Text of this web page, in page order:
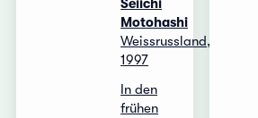
Seiichi
Motohashi
Weissrussland,
1997
In den
frühen